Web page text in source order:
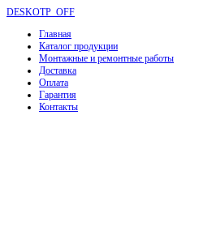
DESKOTP_OFF
Главная
Каталог продукции
Монтажные и ремонтные работы
Доставка
Оплата
Гарантия
Контакты